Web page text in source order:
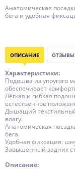
Анатомическая
бега и удобная
ОПИСАНИЕ
Характеристики:
Подошва из упругого
обеспечивает
Лёгкая и гибкая
естественное
Дышащий
влагу.
Анатомическая
бега.
Удобная фиксация:
Завышенный задник
Описание: